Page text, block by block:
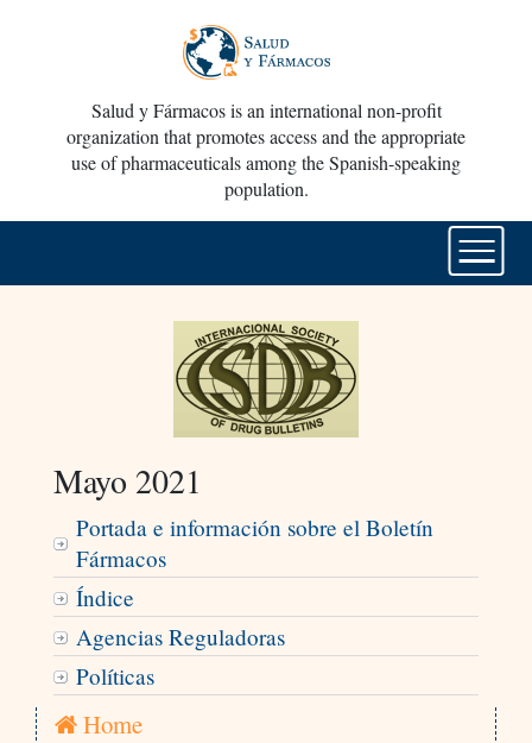
Salud y Fármacos is an international non-profit
organization that promotes access and the appropriate
use of pharmaceuticals among the Spanish-speaking
population.
Mayo 2021
Portada e información sobre el Boletín
Fármacos
Índice
Agencias Reguladoras
Políticas
Home